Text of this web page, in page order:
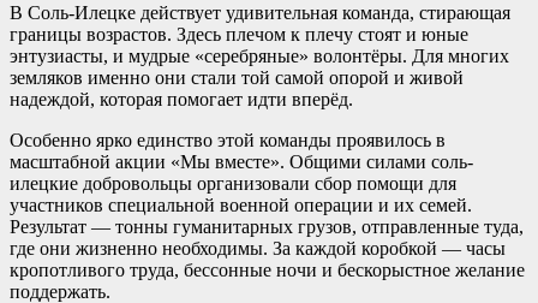
В Соль-Илецке действует удивительная команда, стирающая
границы возрастов. Здесь плечом к плечу стоят и юные
энтузиасты, и мудрые «серебряные» волонтёры. Для многих
земляков именно они стали той самой опорой и живой
надеждой, которая помогает идти вперёд.
Особенно ярко единство этой команды проявилось в
масштабной акции «Мы вместе». Общими силами соль-
илецкие добровольцы организовали сбор помощи для
участников специальной военной операции и их семей.
Результат — тонны гуманитарных грузов, отправленные туда,
где они жизненно необходимы. За каждой коробкой — часы
кропотливого труда, бессонные ночи и бескорыстное желание
поддержать.